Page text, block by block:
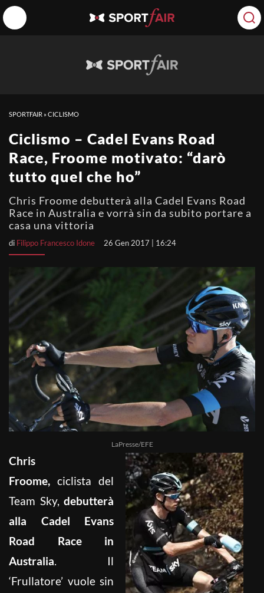
SPORTFAIR »CICLISMO
Ciclismo – Cadel Evans Road
Race, Froome motivato: “darò
tutto quel che ho”
Chris Froome debutterà alla Cadel Evans Road
Race in Australia e vorrà sin da subito portare a
casa una vittoria
di Filippo Francesco Idone 26 Gen 2017 | 16:24
LaPresse/EFE
Chris
Froome, ciclista del
Team Sky, debutterà
alla Cadel Evans
Road Race in
Australia. Il
‘Frullatore’ vuole sin